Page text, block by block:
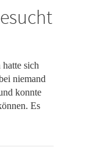
sich
niemand
konnte
Es